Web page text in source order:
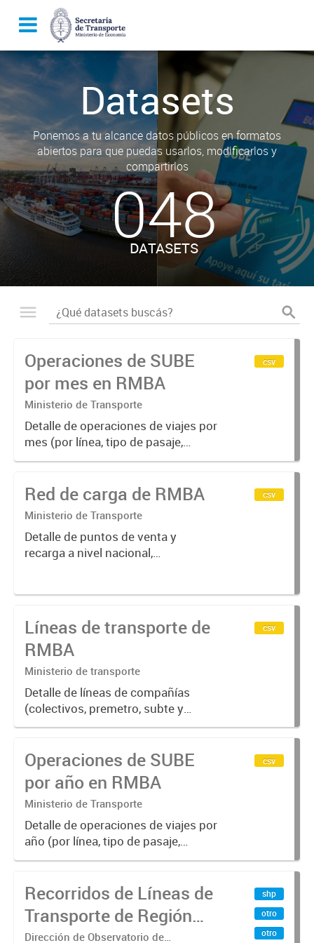
Datasets
Ponemos a tu alcance datos públicos en formatos
abiertos para que puedas usarlos, modificarlos y
compartirlos
048
DATASETS
Operaciones de SUBE
por mes en RMBA
Ministerio de Transporte
Detalle de operaciones de viajes por
mes (por línea, tipo de pasaje,
empresa y modo), 2016/2019
csv
Red de carga de RMBA
Ministerio de Transporte
Detalle de puntos de venta y
recarga a nivel nacional,
csv
Líneas de transporte de
RMBA
Ministerio de transporte
Detalle de líneas de compañías
(colectivos, premetro, subte y
trenes) agrupadas por jurisdicción
csv
Operaciones de SUBE
por año en RMBA
Ministerio de Transporte
Detalle de operaciones de viajes por
año (por línea, tipo de pasaje,
empresa y modo)
csv
Recorridos de Líneas de
Transporte de Región
Metropolitana de
Dirección de Observatorio de
shp
otro
otro